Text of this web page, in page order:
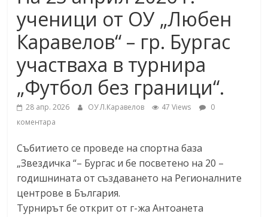
ученици от ОУ „Любен
Каравелов“ – гр. Бургас
участваха в турнира
„Футбол без граници“.
28 апр. 2026 ОУ Л.Каравелов 47 Views
0
коментара
Събитието се проведе на спортна база
„Звездичка “– Бургас и бе посветено на 20 –
годишнината от създаването на Регионалните
центрове в България.
Турнирът бе открит от г-жа Антоанета